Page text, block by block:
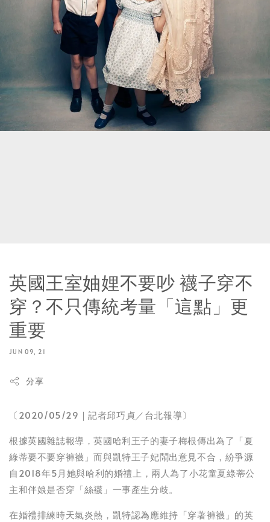
英國王室妯娌不要吵 襪子穿不
穿？不只傳統考量「這點」更
重要
JUN 09, 21
分享
〔2020/05/29｜記者邱巧貞／台北報導〕
根據英國雜誌報導，英國哈利王子的妻子梅根傳出為了「夏
綠蒂要不要穿褲襪」而與凱特王子妃鬧出意見不合，紛爭源
自2018年5月她與哈利的婚禮上，兩人為了小花童夏綠蒂公
主和伴娘是否穿「絲襪」一事產生分歧。
在婚禮排練時天氣炎熱，凱特認為應維持「穿著褲襪」的英